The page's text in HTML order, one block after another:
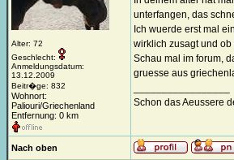
Alter: 72
Geschlecht:
Anmeldungsdatum:
13.12.2009
Beitr�ge: 832
Wohnort:
Paliouri/Griechenland
Entfernung: 0 km
unterfangen, das
Ich wuerde erst mal
wirklich zusagt und ob
Schau mal im forum,
gruesse aus
Schon das Aeussere
Nach oben